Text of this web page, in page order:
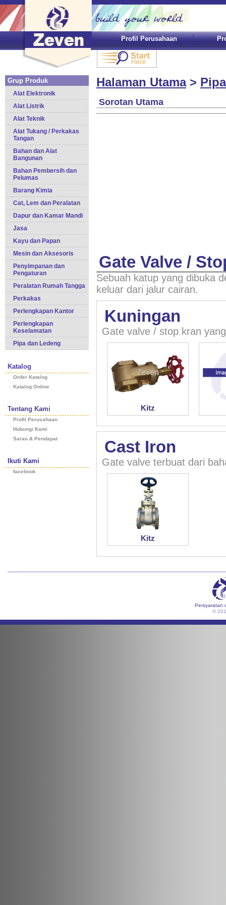
Profil Perusahaan
Grup Produk
Alat Elektronik
Alat Listrik
Alat Teknik
Alat Tukang / Perkakas
Tangan
Bahan dan Alat
Bangunan
Bahan Pembersih dan
Pelumas
Barang Kimia
Cat, Lem dan Peralatan
Dapur dan Kamar Mandi
Jasa
Kayu dan Papan
Mesin dan Aksesoris
Penyimpanan dan
Pengaturan
Peralatan Rumah Tangga
Perkakas
Perlengkapan Kantor
Perlengkapan
Keselamatan
Pipa dan Ledeng
Katalog
Order Katalog
Katalog Online
Tentang Kami
Profil Perusahaan
Hubungi Kami
Saran & Pendapat
Ikuti Kami
facebook
Halaman Utama >
Sorotan Utama
Gate Valve /
Sebuah katup yang dibuka
keluar dari jalur cairan.
Kuningan
Gate valve / stop kran
Kitz
Cast Iron
Gate valve terbuat dari
Kitz
Persyaratan
©